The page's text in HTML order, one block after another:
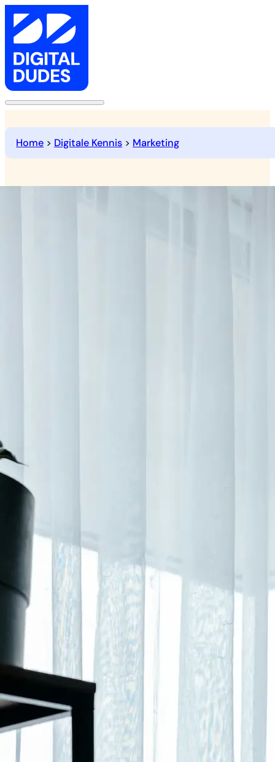
Home > Digitale Kennis > Marketing